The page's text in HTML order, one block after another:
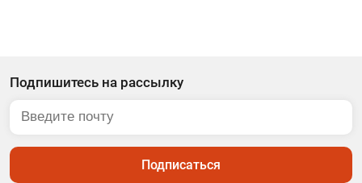
Подпишитесь на рассылку
Подписаться